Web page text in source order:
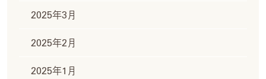
2025年3月
2025年2月
2025年1月